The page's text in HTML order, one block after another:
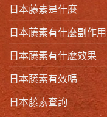
日本藤素是什麼
日本藤素有什麼副作用
日本藤素有什麽效果
日本藤素有效嗎
日本藤素查詢